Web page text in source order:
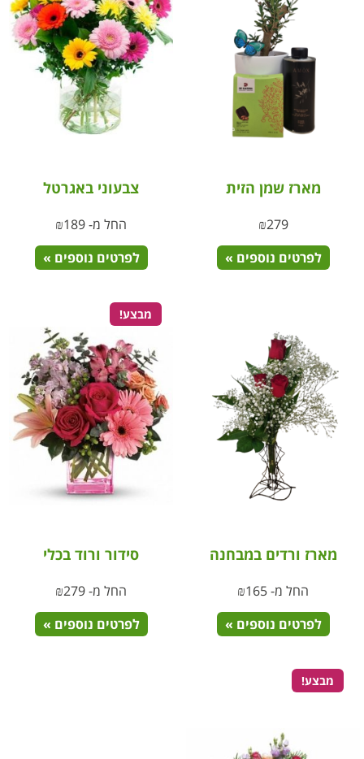
מארז שמן הזית
₪279
לפרטים נוספים »
צבעוני באגרטל
החל מ- ₪189
לפרטים נוספים »
מארז ורדים במבחנה
החל מ- ₪165
לפרטים נוספים »
מבצע!
סידור ורוד בכלי
החל מ- ₪279
לפרטים נוספים »
מבצע!